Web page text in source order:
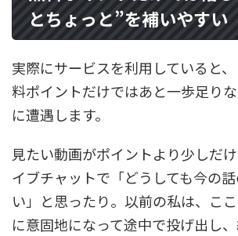
とちょっと”を補いやすい
実際にサービスを利用していると
料ポイントだけではあと一歩足り
に遭遇します。
見たい動画がポイントより少しだ
イブチャットで「どうしても今の
い」と思ったり。以前の私は、ここ
に意固地になって途中で投げ出し